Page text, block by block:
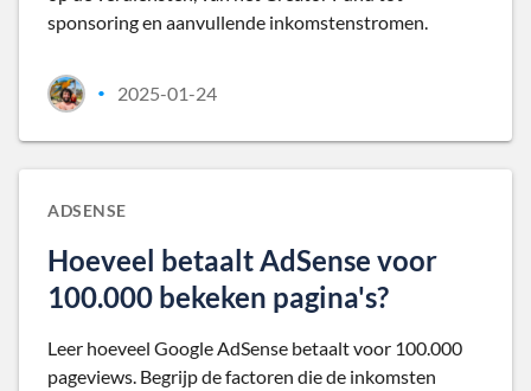
sponsoring en aanvullende inkomstenstromen.
• 2025-01-24
ADSENSE
Hoeveel betaalt AdSense voor
100.000 bekeken pagina's?
Leer hoeveel Google AdSense betaalt voor 100.000
pageviews. Begrijp de factoren die de inkomsten